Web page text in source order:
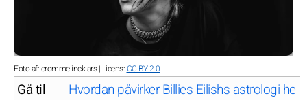
Foto af: crommelincklars | Licens:CC BY 2.0
Gå til Hvordan påvirker Billies Eilishs astrologi